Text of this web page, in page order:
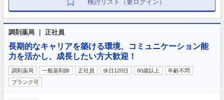
検討リスト（要ログイン）
調剤薬局 ｜ 正社員
長期的なキャリアを築ける環境、コミュニケーション能
力を活かし、成長したい方大歓迎！
調剤薬局 一般薬剤師 正社員 休日120日 60歳以上
年齢不問
ブランク可